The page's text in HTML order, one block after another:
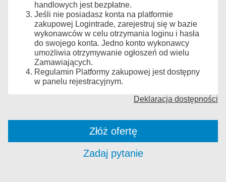
handlowych jest bezpłatne.
Jeśli nie posiadasz konta na platformie
zakupowej Logintrade, zarejestruj się w bazie
wykonawców w celu otrzymania loginu i hasła
do swojego konta. Jedno konto wykonawcy
umożliwia otrzymywanie ogłoszeń od wielu
Zamawiających.
Regulamin Platformy zakupowej jest dostępny
w panelu rejestracyjnym.
Deklaracja dostępności
Złóż ofertę
Zadaj pytanie